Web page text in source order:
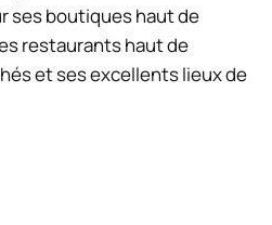
ses boutiques haut de
restaurants haut de
et ses excellents lieux de